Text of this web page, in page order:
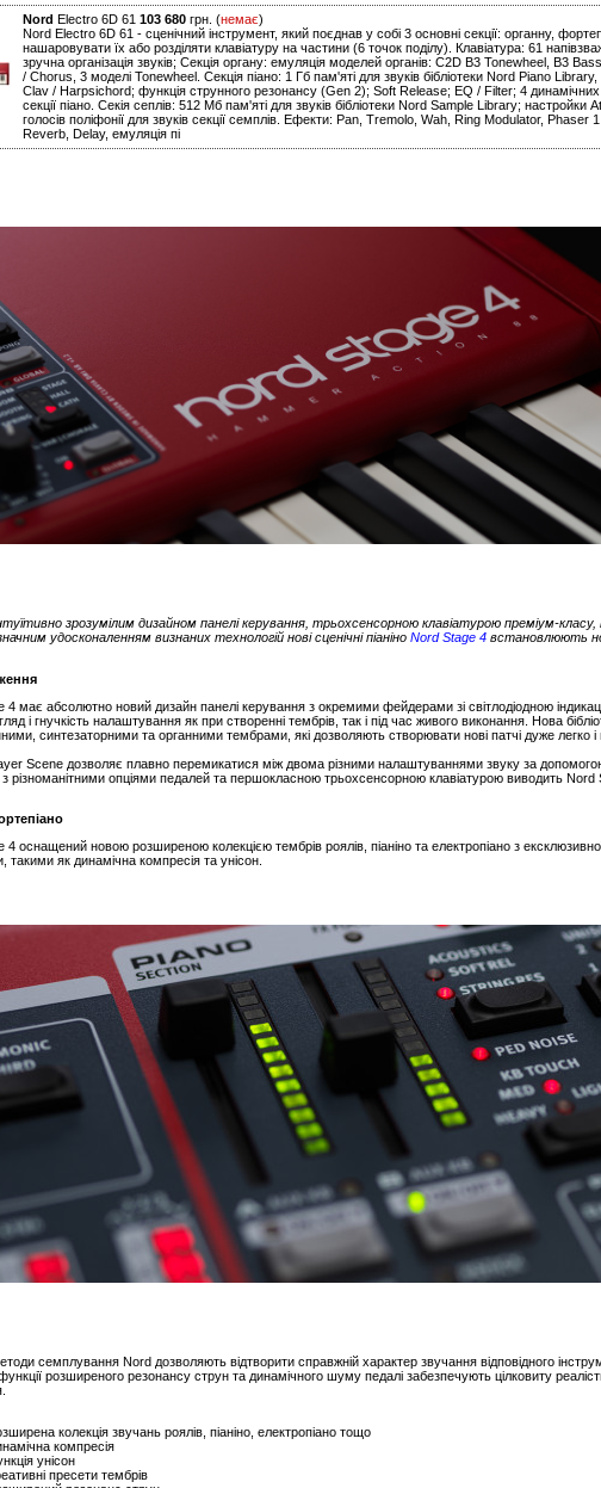
Nord Electro 6D 61 103 680 грн. (немає)
Nord Electro 6D 61 - сценічний інструмент, який поєднав у собі 3 основні секції: органну,
нашаровувати їх або розділяти клавіатуру на частини (6 точок поділу). Клавіатура: 61
зручна організація звуків; Секція органу: емуляція моделей органів: C2D B3 Tonewheel, B3
/ Chorus, 3 моделі Tonewheel. Секція піано: 1 Гб пам'яті для звуків бібліотеки Nord Piano
Clav / Harpsichord; функція струнного резонансу (Gen 2); Soft Release; EQ / Filter; 4 динамічних
секції піано. Секія сеплів: 512 Мб пам'яті для звуків бібліотеки Nord Sample Library;
голосів поліфонії для звуків секції семплів. Ефекти: Pan, Tremolo, Wah, Ring Modulator,
Reverb, Delay, емуляція пі
зрозумілим дизайном панелі керування, трьохсенсорною клавіатурою преміум-
удосконаленням визнаних технологій нові сценічні піаніно Nord Stage 4 встановлюють
4 має абсолютно новий дизайн панелі керування з окремими фейдерами зі світлодіодною
і гнучкість налаштування як при створенні тембрів, так і під час живого виконання. Нова
синтезаторними та органними тембрами, які дозволяють створювати нові патчі дуже легко і
Scene дозволяє плавно перемикатися між двома різними налаштуваннями звуку за
з різноманітними опціями педалей та першокласною трьохсенсорною клавіатурою виводить Nord
4 оснащений новою розширеною колекцією тембрів роялів, піаніно та електропіано з
такими як динамічна компресія та унісон.
семплування Nord дозволяють відтворити справжній характер звучання відповідного
функції розширеного резонансу струн та динамічного шуму педалі забезпечують цілковиту
колекція звучань роялів, піаніно, електропіано тощо
компресія
унісон
пресети тембрів